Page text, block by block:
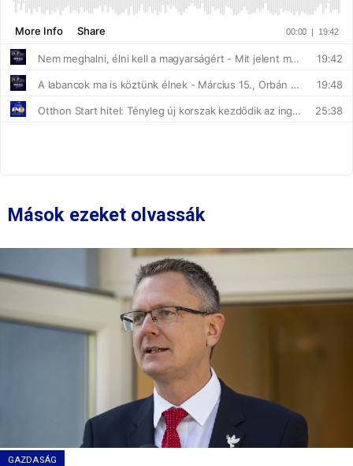
Mások ezeket olvassák
GAZDASÁG